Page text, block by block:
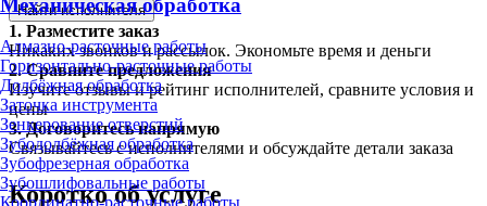
Механическая обработка
Алмазно-расточные работы
Горизонтально-расточные работы
Долбёжная обработка
Заточка инструмента
Зенкерование отверстий
Зубодолбёжная обработка
Зубофрезерная обработка
Зубошлифовальные работы
Найти исполнителя
1. Разместите заказ
Никаких звонков и рассылок. Экономьте время и деньги
2.Сравните предложения
Изучите отзывы и рейтинг исполнителей, сравните условия и
цены
3.Договоритесь напрямую
Связывайтесь с исполнителями и обсуждайте детали заказа
Коротко об услуге